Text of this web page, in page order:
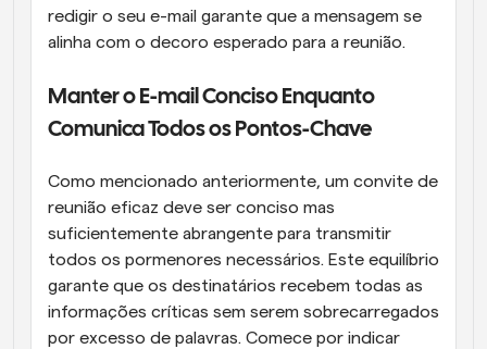
redigir o seu e-mail garante que a mensagem se
alinha com o decoro esperado para a reunião.
Manter o E-mail Conciso Enquanto
Comunica Todos os Pontos-Chave
Como mencionado anteriormente, um convite de
reunião eficaz deve ser conciso mas
suficientemente abrangente para transmitir
todos os pormenores necessários. Este equilíbrio
garante que os destinatários recebem todas as
informações críticas sem serem sobrecarregados
por excesso de palavras. Comece por indicar